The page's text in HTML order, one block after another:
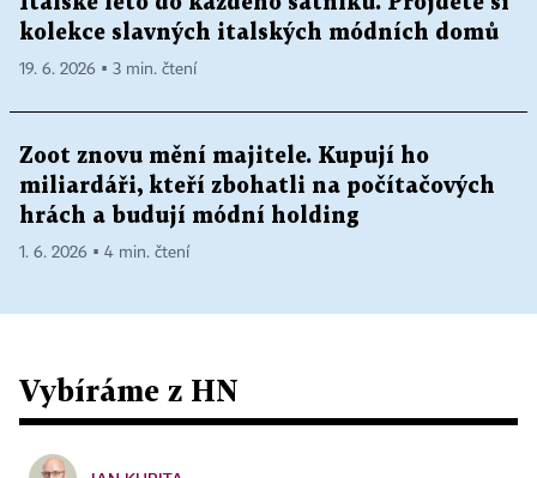
kolekce slavných italských módních domů
19. 6. 2026 ▪ 3 min. čtení
Zoot znovu mění majitele. Kupují ho
miliardáři, kteří zbohatli na počítačových
hrách a budují módní holding
1. 6. 2026 ▪ 4 min. čtení
Vybíráme z HN